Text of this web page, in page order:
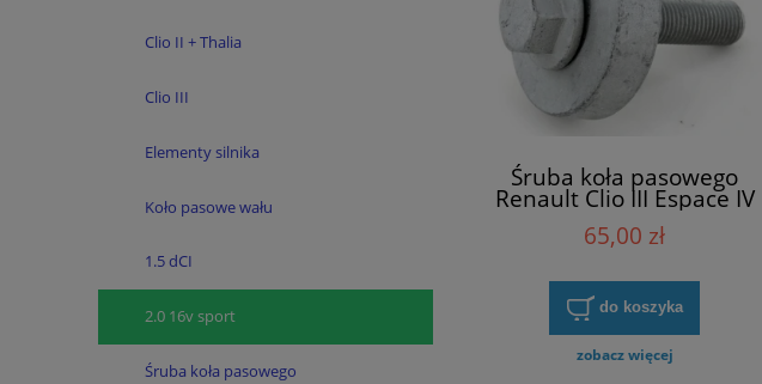
Clio II + Thalia
Clio III
Elementy silnika
Koło pasowe wału
1.5 dCI
2.0 16v sport
Śruba koła pasowego
Śruba koła pasowego
Renault Clio III Espace IV
Laguna II III Megane II Scenic
II 8200608653
65,00 zł
do koszyka
zobacz więcej